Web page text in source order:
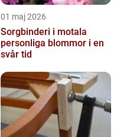
01 maj 2026
Sorgbinderi i motala
personliga blommor i en
svår tid